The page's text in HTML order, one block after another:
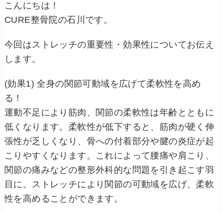
こんにちは！
CURE整骨院の石川です。
今回はストレッチの重要性・効果性についてお伝え
します。
(効果1) 全身の関節可動域を広げて柔軟性を高め
る！
運動不足により筋肉、関節の柔軟性は年齢とともに
低くなります。柔軟性が低下すると、筋肉が硬く伸
張性が乏しくなり、骨への付着部分や腱の炎症が起
こりやすくなります。これによって腰痛や肩こり、
関節の痛みなどの整形外科的な問題を引き起こす羽
目に。ストレッチにより関節の可動域を広げ、柔軟
性を高めることができます。